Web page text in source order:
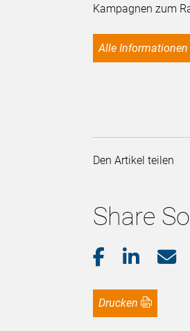
Kampagnen zum
Alle
Den Artikel teilen
Share
Drucken